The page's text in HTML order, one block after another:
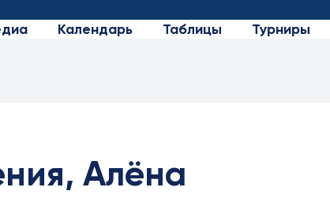
Календарь Таблицы Турниры
Алёна